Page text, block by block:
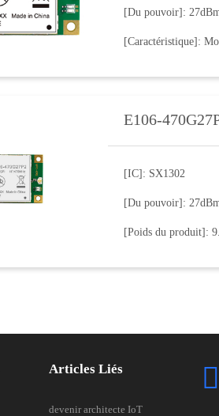
[Du pouvoir]:
[Caractéristique]:
E106-
[IC]: SX1302
[Du pouvoir]:
[Poids du produit]:
Articles Liés
devenir architecte IoT
